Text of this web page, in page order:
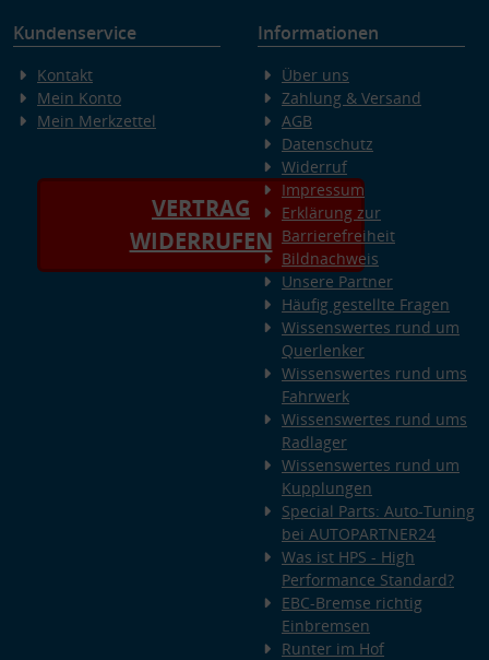
Kundenservice
Kontakt
Mein Konto
Mein Merkzettel
VERTRAG
WIDERRUFEN
Informationen
Über uns
Zahlung & Versand
AGB
Datenschutz
Widerruf
Impressum
Erklärung zur
Barrierefreiheit
Bildnachweis
Unsere Partner
Häufig gestellte Fragen
Wissenswertes rund um
Querlenker
Wissenswertes rund ums
Fahrwerk
Wissenswertes rund ums
Radlager
Wissenswertes rund um
Kupplungen
Special Parts: Auto-Tuning
bei AUTOPARTNER24
Was ist HPS - High
Performance Standard?
EBC-Bremse richtig
Einbremsen
Runter im Hof